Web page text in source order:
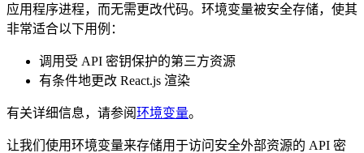
应用程序进程，而无需更改代码。环境变量被安全存储，使其
非常适合以下用例：
调用受 API 密钥保护的第三方资源
有条件地更改 React.js 渲染
有关详细信息，请参阅环境变量。
让我们使用环境变量来存储用于访问安全外部资源的 API 密